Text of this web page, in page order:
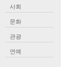
사회
문화
관광
연예